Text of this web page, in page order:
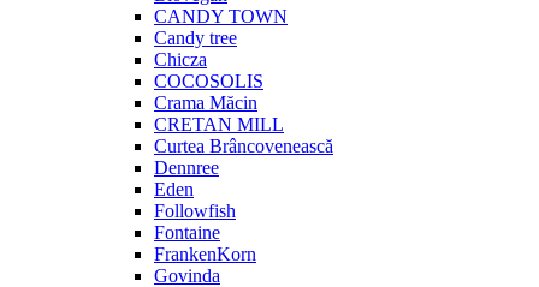
CANDY TOWN
Candy tree
Chicza
COCOSOLIS
Crama Măcin
CRETAN MILL
Curtea Brâncovenească
Dennree
Eden
Followfish
Fontaine
FrankenKorn
Govinda